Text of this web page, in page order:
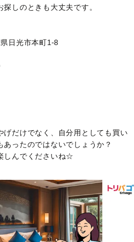
しのときも大丈夫です。
日光市本町1-8
げだけでなく、自分用としても買い
あったのではないでしょうか？
しんでくださいね☆